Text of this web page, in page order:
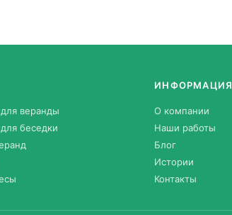
веранды
беседки
ИНФОРМАЦИЯ
О компании
Наши работы
Блог
Истории
Контакты